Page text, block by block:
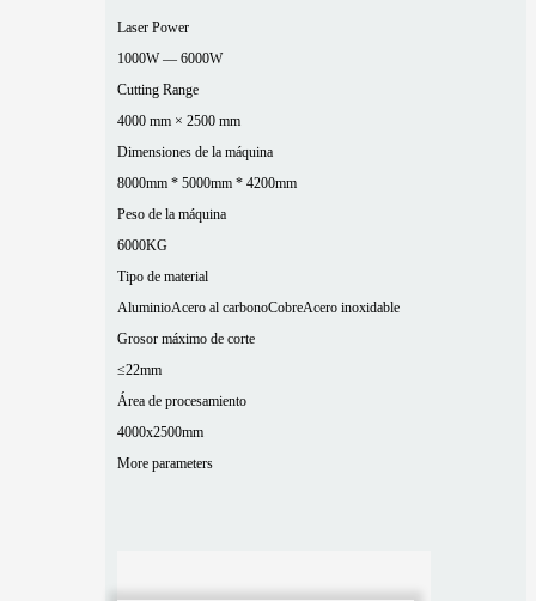
Laser Power
1000W — 6000W
Cutting Range
4000 mm × 2500 mm
Dimensiones de la máquina
8000mm * 5000mm * 4200mm
Peso de la máquina
6000KG
Tipo de material
AluminioAcero al carbonoCobreAcero inoxidable
Grosor máximo de corte
≤22mm
Área de procesamiento
4000x2500mm
More parameters